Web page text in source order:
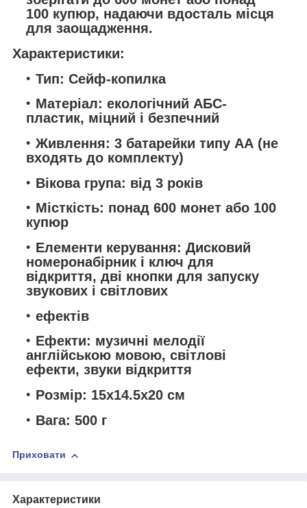
100 купюр, надаючи вдосталь місця
для заощадження.
Характеристики:
Тип: Сейф-копилка
Матеріал: екологічний АБС-
пластик, міцний і безпечний
Живлення: 3 батарейки типу АА (не
входять до комплекту)
Вікова група: від 3 років
Місткість: понад 600 монет або 100
купюр
Елементи керування: Дисковий
номеронабірник і ключ для
відкриття, дві кнопки для запуску
звукових і світлових
ефектів
Ефекти: музичні мелодії
англійською мовою, світлові
ефекти, звуки відкриття
Розмір: 15х14.5х20 см
Вага: 500 г
Приховати
Характеристики